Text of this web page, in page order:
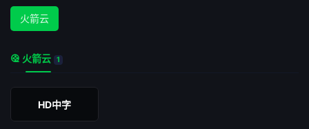
荣获1985年第57届奥斯卡金像奖最佳男配角、最佳摄影和最佳电影
剪辑三项大奖。
火箭云
火箭云 1
HD中字